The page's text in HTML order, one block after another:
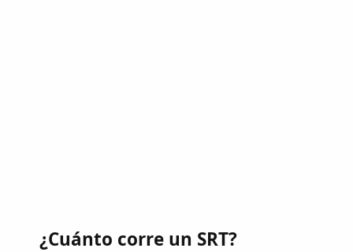
¿Cuánto corre un SRT?